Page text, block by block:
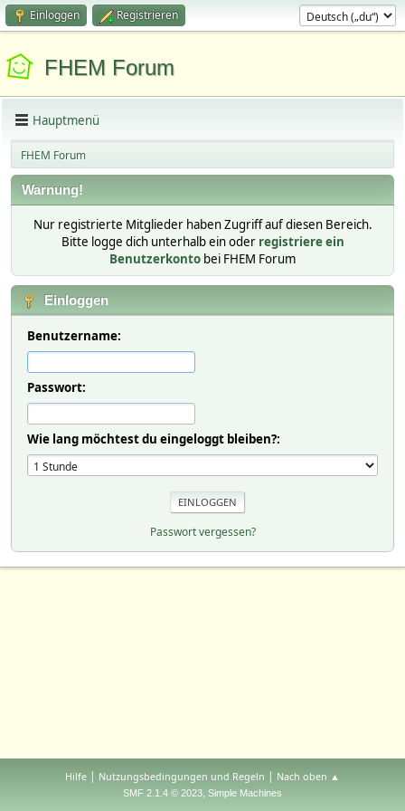
Einloggen Registrieren
FHEM Forum
Hauptmenü
FHEM Forum
Warnung!
Nur registrierte Mitglieder haben Zugriff auf diesen Bereich.
Bitte logge dich unterhalb ein oder registriere ein
Benutzerkonto bei FHEM Forum
Einloggen
Benutzername:
Passwort:
Wie lang möchtest du eingeloggt bleiben?:
Passwort vergessen?
Hilfe | Nutzungsbedingungen und Regeln | Nach oben ▲
SMF 2.1.4 © 2023, Simple Machines